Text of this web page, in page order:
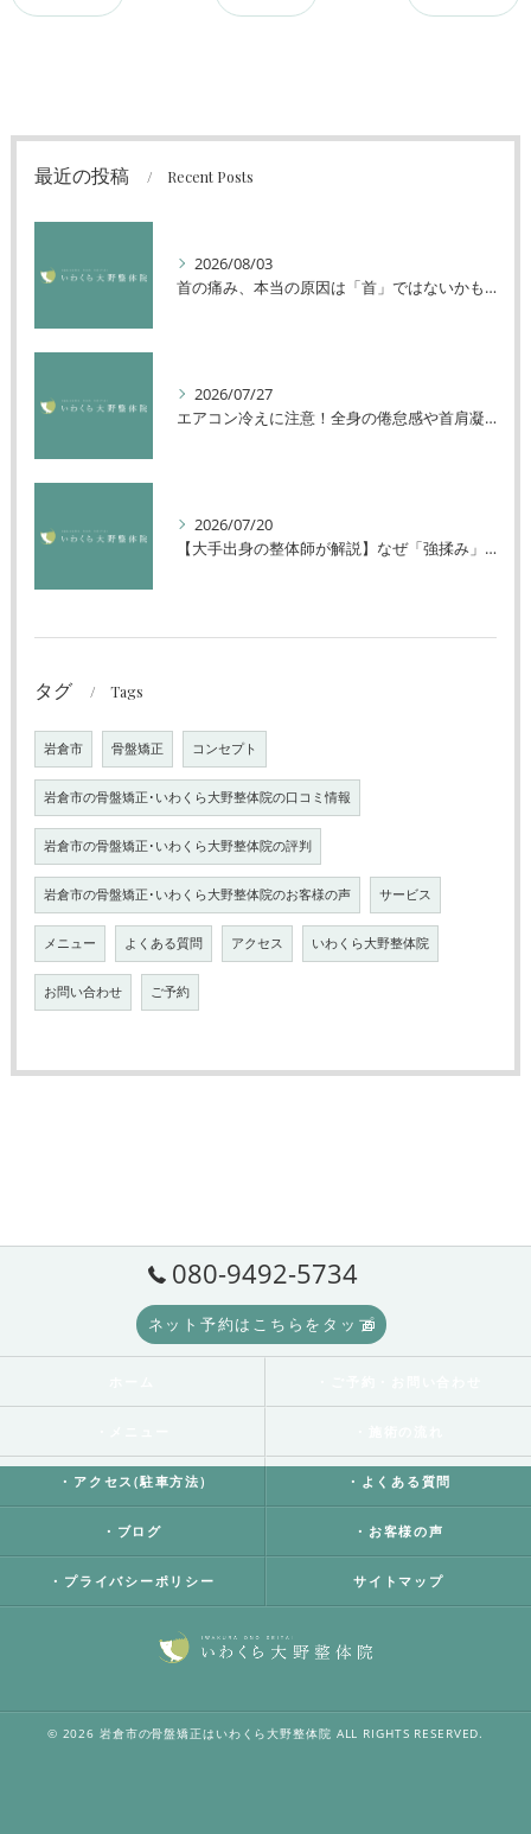
最近の投稿 Recent Posts
2026/08/03
首の痛み、本当の原因は「首」ではないかもしれません
2026/07/27
エアコン冷えに注意！全身の倦怠感や首肩凝りを解消する方法
2026/07/20
【大手出身の整体師が解説】なぜ「強揉み」は体に良くないのか？
タグ Tags
岩倉市 骨盤矯正 コンセプト
岩倉市の骨盤矯正･いわくら大野整体院の口コミ情報
岩倉市の骨盤矯正･いわくら大野整体院の評判
岩倉市の骨盤矯正･いわくら大野整体院のお客様の声 サービス
メニュー よくある質問 アクセス いわくら大野整体院
お問い合わせ ご予約
080-9492-5734
ネット予約はこちらをタップ
・アクセス(駐車方法) ・よくある質問
・ブログ ・お客様の声
・プライバシーポリシー サイトマップ
© 2026 岩倉市の骨盤矯正はいわくら大野整体院 ALL RIGHTS RESERVED.